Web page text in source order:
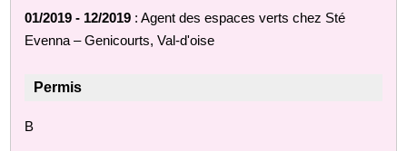
01/2019 - 12/2019 : Agent des espaces verts chez Sté
Evenna – Genicourts, Val-d'oise
Permis
B